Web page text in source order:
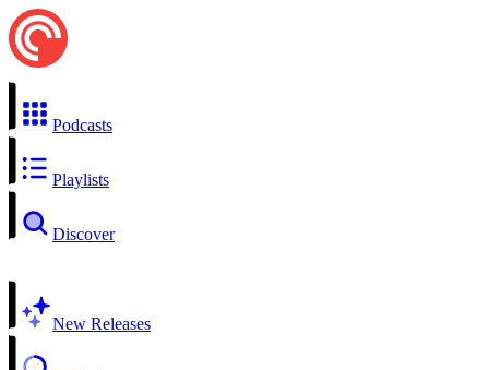
Podcasts
Playlists
Discover
New Releases